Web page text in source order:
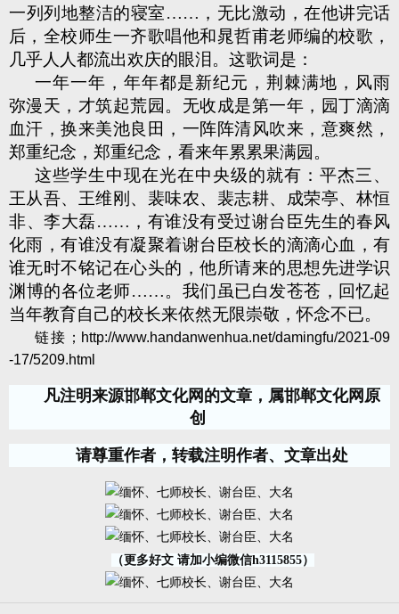
一列列地整洁的寝室……，无比激动，在他讲完话
后，全校师生一齐歌唱他和晁哲甫老师编的校歌，
几乎人人都流出欢庆的眼泪。这歌词是：
一年一年，年年都是新纪元，荆棘满地，风雨
弥漫天，才筑起荒园。无收成是第一年，园丁滴滴
血汗，换来美池良田，一阵阵清风吹来，意爽然，
郑重纪念，郑重纪念，看来年累累果满园。
这些学生中现在光在中央级的就有：平杰三、
王从吾、王维刚、裴味农、裴志耕、成荣亭、林恒
非、李大磊……，有谁没有受过谢台臣先生的春风
化雨，有谁没有凝聚着谢台臣校长的滴滴心血，有
谁无时不铭记在心头的，他所请来的思想先进学识
渊博的各位老师……。我们虽已白发苍苍，回忆起
当年教育自己的校长来依然无限崇敬，怀念不已。
链接； http://www.handanwenhua.net/damingfu/2021-09
-17/5209.html
凡注明来源邯郸文化网的文章，属邯郸文化网原
创
请尊重作者，转载注明作者、文章出处
（更多好文 请加小编微信h3115855）